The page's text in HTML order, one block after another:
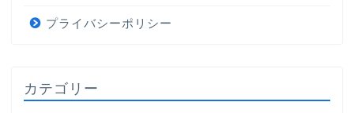
プライバシーポリシー
カテゴリー